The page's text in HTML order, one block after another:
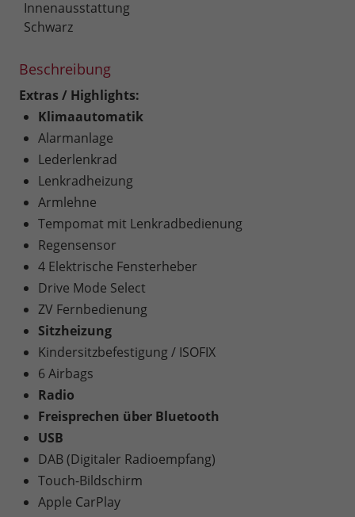
Innenausstattung
Schwarz
Beschreibung
Extras / Highlights:
Klimaautomatik
Alarmanlage
Lederlenkrad
Lenkradheizung
Armlehne
Tempomat mit Lenkradbedienung
Regensensor
4 Elektrische Fensterheber
Drive Mode Select
ZV Fernbedienung
Sitzheizung
Kindersitzbefestigung / ISOFIX
6 Airbags
Radio
Freisprechen über Bluetooth
USB
DAB (Digitaler Radioempfang)
Touch-Bildschirm
Apple CarPlay